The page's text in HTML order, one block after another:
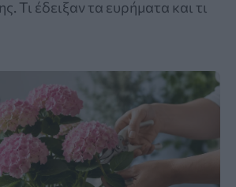
Τι έδειξαν τα ευρήματα και τι